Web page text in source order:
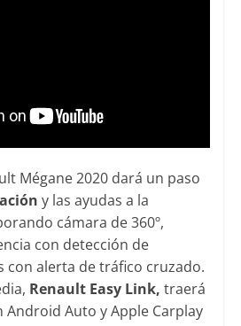
Mégane 2020 dará un paso
y las ayudas a la
cámara de 360º,
con detección de
con alerta de tráfico cruzado.
Renault Easy Link, traerá
Auto y Apple Carplay